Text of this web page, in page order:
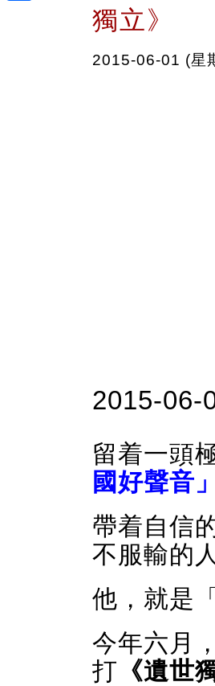
獨立》
2015-06-01 (星
2015-06-
留着一頭
國好聲音」
帶着自信
不服輸的
他，就是
今年六月，
打 《遺世